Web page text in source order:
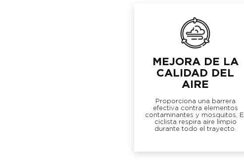
MEJORA DE LA
CALIDAD DEL
AIRE
Proporciona una barrera
efectiva contra elementos
contaminantes y mosquitos, El
ciclista respira aire limpio
durante todo el trayecto.